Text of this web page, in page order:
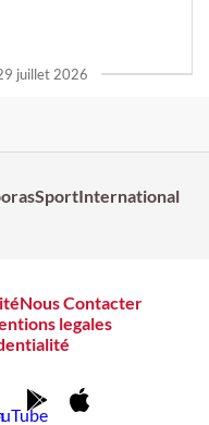
juillet 2026
SportInternational
Nous Contacter
legales